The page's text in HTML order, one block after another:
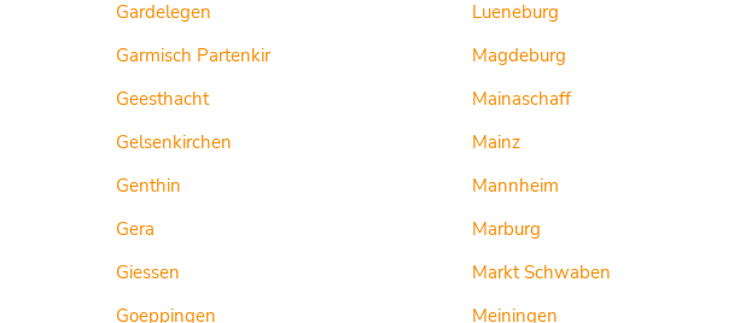
Gardelegen
Garmisch Partenkir
Geesthacht
Gelsenkirchen
Genthin
Gera
Giessen
Goeppingen
Lueneburg
Magdeburg
Mainaschaff
Mainz
Mannheim
Marburg
Markt Schwaben
Meiningen